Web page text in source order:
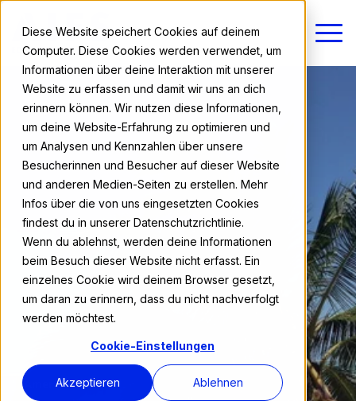
Diese Website speichert Cookies auf deinem
Computer. Diese Cookies werden verwendet, um
Informationen über deine Interaktion mit unserer
Website zu erfassen und damit wir uns an dich
erinnern können. Wir nutzen diese Informationen,
um deine Website-Erfahrung zu optimieren und
um Analysen und Kennzahlen über unsere
Besucherinnen und Besucher auf dieser Website
und anderen Medien-Seiten zu erstellen. Mehr
Infos über die von uns eingesetzten Cookies
findest du in unserer Datenschutzrichtlinie.
Wenn du ablehnst, werden deine Informationen
beim Besuch dieser Website nicht erfasst. Ein
einzelnes Cookie wird deinem Browser gesetzt,
um daran zu erinnern, dass du nicht nachverfolgt
werden möchtest.
Cookie-Einstellungen
Akzeptieren Ablehnen
Amerika